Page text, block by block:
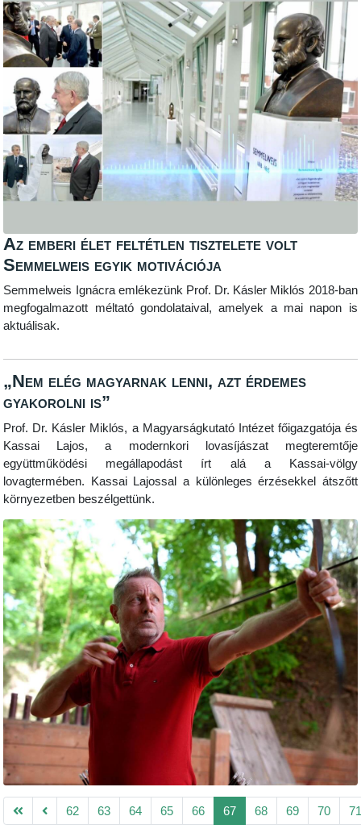
Az emberi élet feltétlen tisztelete volt
Semmelweis egyik motivációja
Semmelweis Ignácra emlékezünk Prof. Dr. Kásler Miklós 2018-ban
megfogalmazott méltató gondolataival, amelyek a mai napon is
aktuálisak.
„Nem elég magyarnak lenni, azt érdemes
gyakorolni is”
Prof. Dr. Kásler Miklós, a Magyarságkutató Intézet főigazgatója és
Kassai Lajos, a modernkori lovasíjászat megteremtője
együttműködési megállapodást írt alá a Kassai-völgy
lovagtermében. Kassai Lajossal a különleges érzésekkel átszőtt
környezetben beszélgettünk.
62 63 64 65 66 67 68 69 70